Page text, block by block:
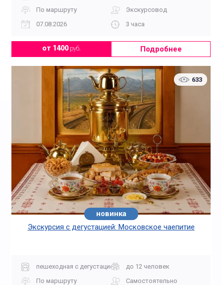
По маршруту
Экскурсовод
07.08.2026
3 часа
от 1400руб. Подробнее
633
хит
новинка
Экскурсия с дегустацией: Московское чаепитие
пешеходная с дегустацией
до 12 человек
По маршруту
Самостоятельно